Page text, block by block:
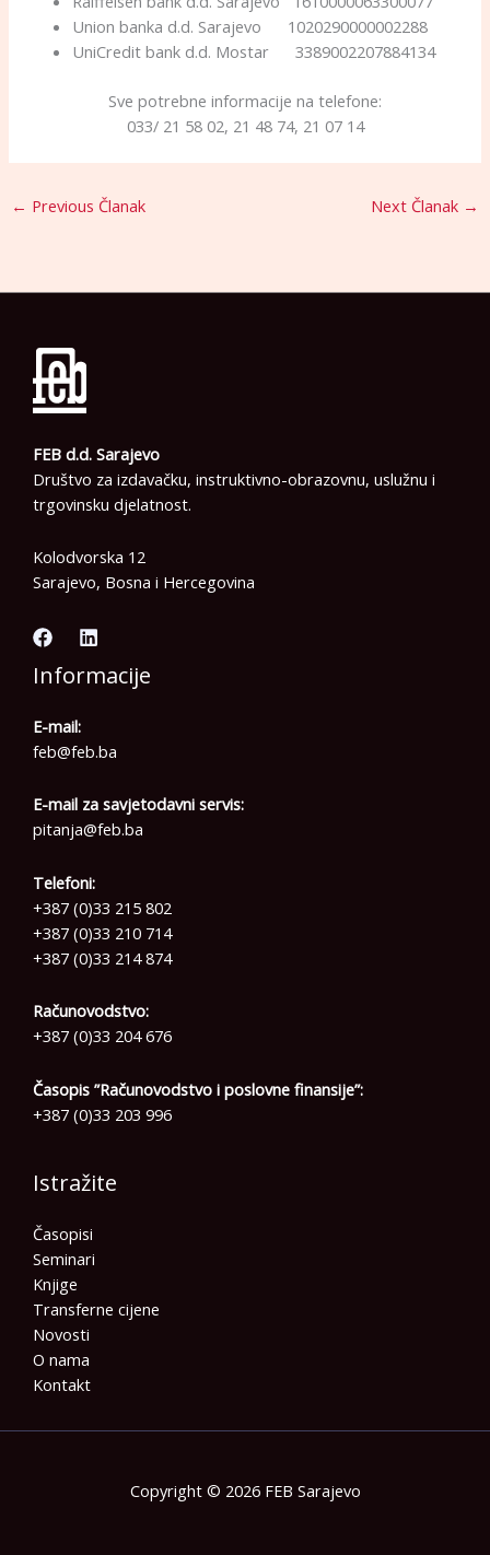
Union banka d.d. Sarajevo 1020290000002288
UniCredit bank d.d. Mostar 3389002207884134
Sve potrebne informacije na telefone:
033/ 21 58 02, 21 48 74, 21 07 14
← Previous Članak Next Članak →
FEB d.d. Sarajevo
Društvo za izdavačku, instruktivno-obrazovnu, uslužnu i
trgovinsku djelatnost.
Kolodvorska 12
Sarajevo, Bosna i Hercegovina
Informacije
E-mail:
feb@feb.ba
E-mail za savjetodavni servis:
pitanja@feb.ba
Telefoni:
+387 (0)33 215 802
+387 (0)33 210 714
+387 (0)33 214 874
Računovodstvo:
+387 (0)33 204 676
Časopis ”Računovodstvo i poslovne finansije”:
+387 (0)33 203 996
Istražite
Časopisi
Seminari
Knjige
Transferne cijene
Novosti
O nama
Kontakt
Copyright © 2026 FEB Sarajevo